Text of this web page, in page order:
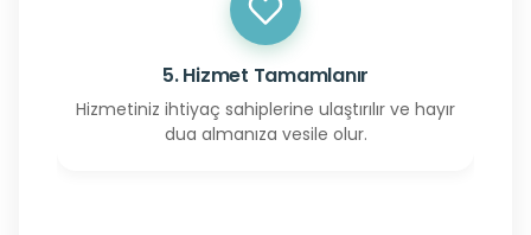
5. Hizmet Tamamlanır
Hizmetiniz ihtiyaç sahiplerine ulaştırılır ve hayır
dua almanıza vesile olur.